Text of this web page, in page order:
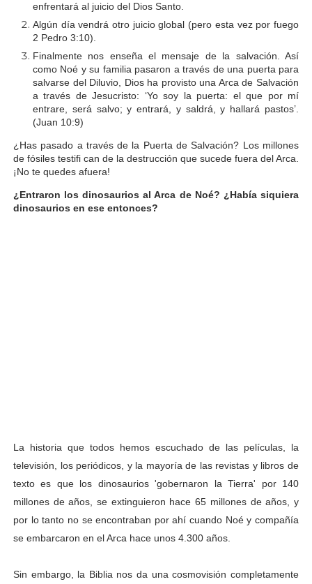
enfrentará al juicio del Dios Santo.
Algún día vendrá otro juicio global (pero esta vez por fuego
2 Pedro 3:10).
Finalmente nos enseña el mensaje de la salvación. Así
como Noé y su familia pasaron a través de una puerta para
salvarse del Diluvio, Dios ha provisto una Arca de Salvación
a través de Jesucristo: ‘Yo soy la puerta: el que por mí
entrare, será salvo; y entrará, y saldrá, y hallará pastos’.
(Juan 10:9)
¿Has pasado a través de la Puerta de Salvación? Los millones
de fósiles testifi can de la destrucción que sucede fuera del Arca.
¡No te quedes afuera!
¿Entraron los dinosaurios al Arca de Noé? ¿Había siquiera
dinosaurios en ese entonces?
La historia que todos hemos escuchado de las películas, la
televisión, los periódicos, y la mayoría de las revistas y libros de
texto es que los dinosaurios 'gobernaron la Tierra' por 140
millones de años, se extinguieron hace 65 millones de años, y
por lo tanto no se encontraban por ahí cuando Noé y compañía
se embarcaron en el Arca hace unos 4.300 años.
Sin embargo, la Biblia nos da una cosmovisión completamente